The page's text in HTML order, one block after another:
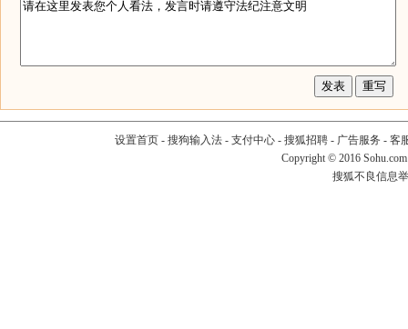
设置首页- 搜狗输入法- 支付中心- 搜狐招聘- 广告服务 - 客
Copyright © 2016
搜狐不良信息